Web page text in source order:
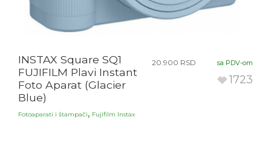
INSTAX Square SQ1
FUJIFILM Plavi Instant
Foto Aparat (Glacier
Blue)
Fotoaparati i štampači, Fujifilm Instax
20.900 RSD sa PDV-om
1723